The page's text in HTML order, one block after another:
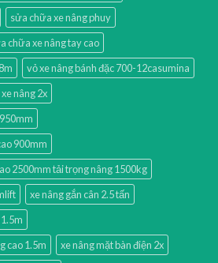
sửa chữa xe nâng phuy
chữa xe nâng tay cao
vỏ xe nâng bánh đặc 700-12casumina
xe nâng 2x
900mm
2500mm tải trọng nâng 1500kg
xe nâng gắn cân 2.5 tấn
cao 1.5m
xe nâng mặt bàn điện 2x